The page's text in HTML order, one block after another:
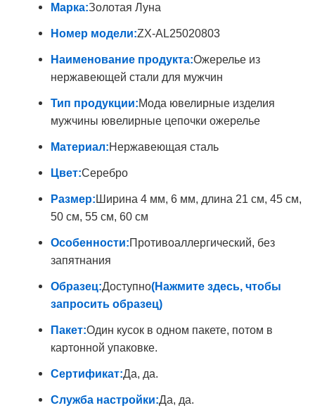
Марка:Золотая Луна
Номер модели:ZX-AL25020803
Наименование продукта:Ожерелье из
нержавеющей стали для мужчин
Тип продукции:Мода ювелирные изделия
мужчины ювелирные цепочки ожерелье
Материал:Нержавеющая сталь
Цвет:Серебро
Размер:Ширина 4 мм, 6 мм, длина 21 см, 45 см,
50 см, 55 см, 60 см
Особенности:Противоаллергический, без
запятнания
Образец:Доступно(Нажмите здесь, чтобы
запросить образец)
Пакет:Один кусок в одном пакете, потом в
картонной упаковке.
Сертификат:Да, да.
Служба настройки:Да, да.